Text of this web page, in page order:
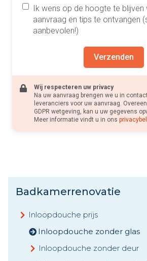
Ik wens op de hoogte te blijven
aanvraag en tips te ontvangen
aanbevolen!)
Verzenden
Wij respecteren uw privacy
Na uw aanvraag brengen we u in
leveranciers voor uw aanvraag.
GDPR wetgeving, kan u uw gegevens
Meer informatie vindt u in ons
Badkamerrenovatie
Inloopdouche prijs
Inloopdouche zonder glas
Inloopdouche zonder deur